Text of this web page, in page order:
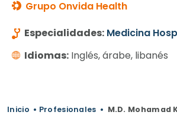
Grupo Onvida Health
Especialidades: Medicina
Idiomas: Inglés, árabe, libanés
Inicio • Profesionales • M.D. Mohamad